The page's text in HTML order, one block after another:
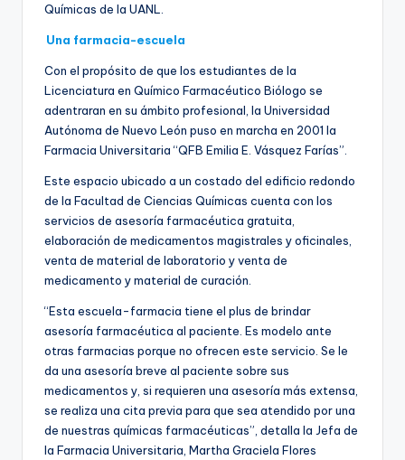
Químicas de la UANL.
Una farmacia-escuela
Con el propósito de que los estudiantes de la
Licenciatura en Químico Farmacéutico Biólogo se
adentraran en su ámbito profesional, la Universidad
Autónoma de Nuevo León puso en marcha en 2001 la
Farmacia Universitaria “QFB Emilia E. Vásquez Farías”.
Este espacio ubicado a un costado del edificio redondo
de la Facultad de Ciencias Químicas cuenta con los
servicios de asesoría farmacéutica gratuita,
elaboración de medicamentos magistrales y oficinales,
venta de material de laboratorio y venta de
medicamento y material de curación.
“Esta escuela-farmacia tiene el plus de brindar
asesoría farmacéutica al paciente. Es modelo ante
otras farmacias porque no ofrecen este servicio. Se le
da una asesoría breve al paciente sobre sus
medicamentos y, si requieren una asesoría más extensa,
se realiza una cita previa para que sea atendido por una
de nuestras químicas farmacéuticas”, detalla la Jefa de
la Farmacia Universitaria, Martha Graciela Flores